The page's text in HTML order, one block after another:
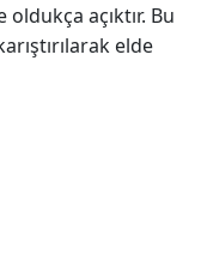
açıktır. Bu
elde